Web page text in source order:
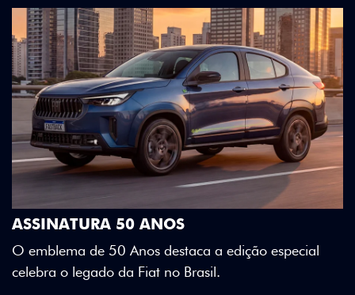
especial
DESIGN QUE SE DESTACA
Teto bicolor, adesivos estilizados e detalhes
Green criam uma identidade visual única.